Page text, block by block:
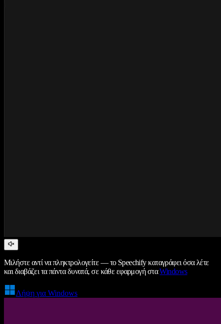
Μιλήστε αντί να πληκτρολογείτε — το Speechify καταγράφει όσα λέτε
και διαβάζει τα πάντα δυνατά, σε κάθε εφαρμογή σταWindows
Λήψη για Windows